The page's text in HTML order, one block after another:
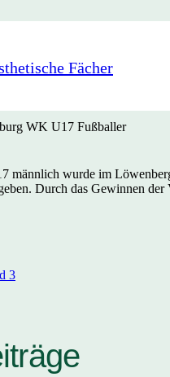
Fächer
männlich wurde im
Durch das Gewinnen
3